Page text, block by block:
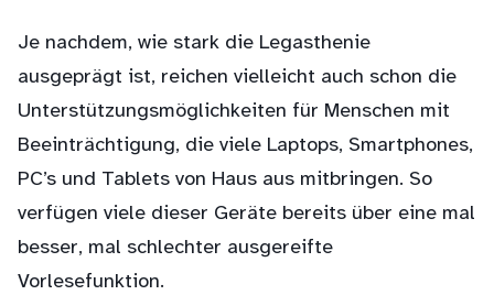
Je nachdem, wie stark die Legasthenie
ausgeprägt ist, reichen vielleicht auch schon die
Unterstützungsmöglichkeiten für Menschen mit
Beeinträchtigung, die viele Laptops, Smartphones,
PC’s und Tablets von Haus aus mitbringen. So
verfügen viele dieser Geräte bereits über eine mal
besser, mal schlechter ausgereifte
Vorlesefunktion.